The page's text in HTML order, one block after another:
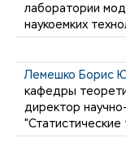
лаборатории
наукоемких
Лемешко Борис
кафедры
директор
"Статистические